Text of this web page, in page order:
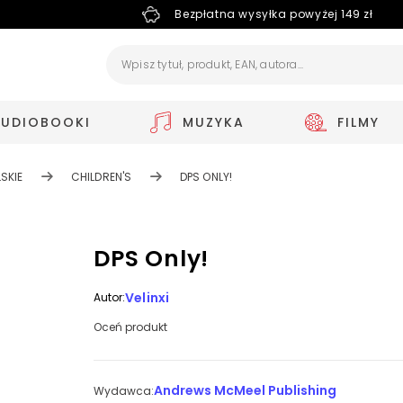
Bezpłatna wysyłka powyżej 149 zł
MUZYKA FILMY
CHILDREN'S DPS ONLY!
DPS Only!
Autor:Velinxi
Oceń produkt
Wydawca:Andrews McMeel Publishing